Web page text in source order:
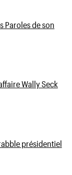
Paroles de son
Wally Seck
présidentiel